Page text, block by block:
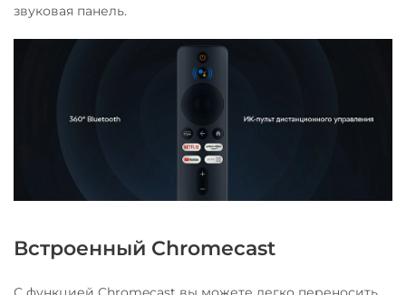
звуковая панель.
Встроенный Chromecast